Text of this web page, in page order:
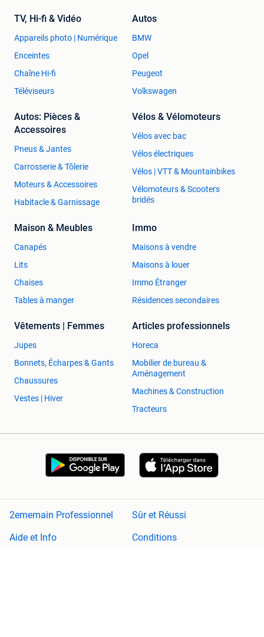
TV, Hi-fi & Vidéo
Appareils photo | Numérique
Enceintes
Chaîne Hi-fi
Téléviseurs
Autos
BMW
Opel
Peugeot
Volkswagen
Autos: Pièces &
Accessoires
Pneus & Jantes
Carrosserie & Tôlerie
Moteurs & Accessoires
Habitacle & Garnissage
Vélos & Vélomoteurs
Vélos avec bac
Vélos électriques
Vélos | VTT & Mountainbikes
Vélomoteurs & Scooters
bridés
Maison & Meubles
Canapés
Lits
Chaises
Tables à manger
Immo
Maisons à vendre
Maisons à louer
Immo Étranger
Résidences secondaires
Vêtements | Femmes
Jupes
Bonnets, Écharpes & Gants
Chaussures
Vestes | Hiver
Articles professionnels
Horeca
Mobilier de bureau &
Aménagement
Machines & Construction
Tracteurs
2ememain Professionnel
Sûr et Réussi
Aide et Info
Conditions